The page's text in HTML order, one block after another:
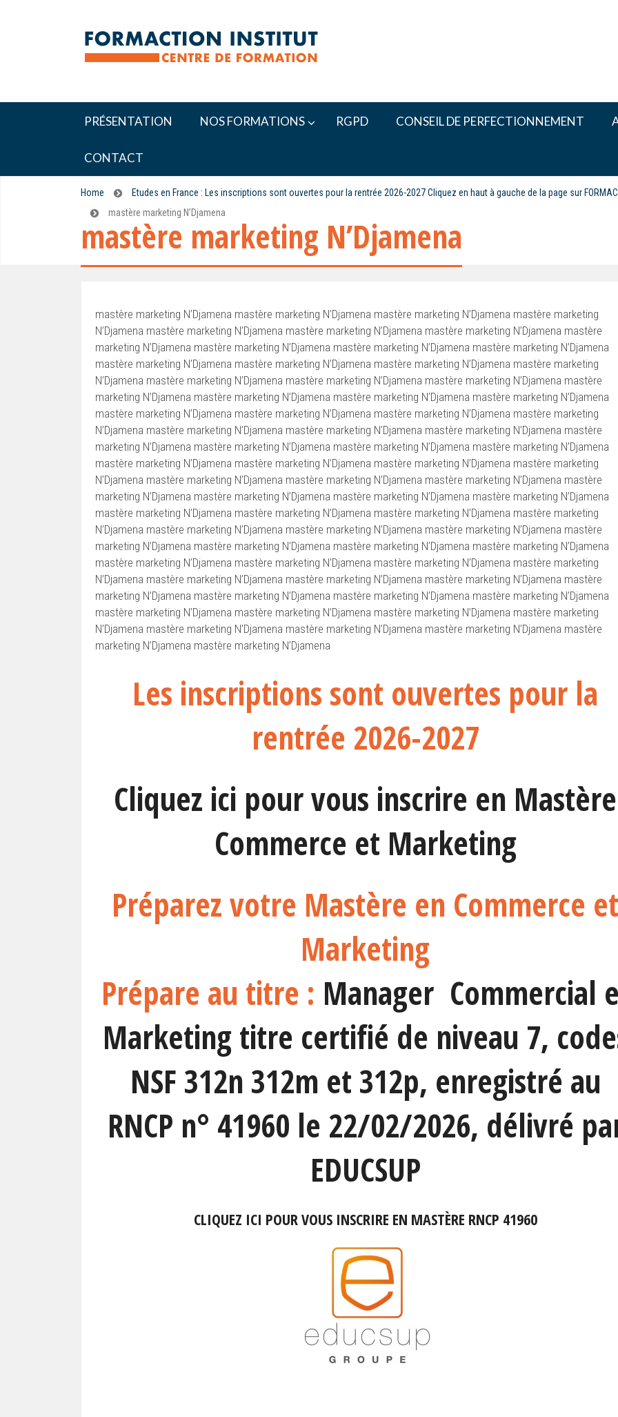
PRÉSENTATION NOS FORMATIONS RGPD CONSEIL DE PERFECTIONNEMENT
CONTACT
Home
Etudes en France : Les inscriptions sont ouvertes pour la rentrée 2026-2027 Cliquez en haut à gauche de la page sur
mastère marketing N’Djamena
mastère marketing N’Djamena
mastère marketing N’Djamena mastère marketing N’Djamena mastère marketing N’Djamena mastère marketing
N’Djamena mastère marketing N’Djamena mastère marketing N’Djamena mastère marketing N’Djamena mastère
marketing N’Djamena mastère marketing N’Djamena mastère marketing N’Djamena mastère marketing N’Djamena
mastère marketing N’Djamena mastère marketing N’Djamena mastère marketing N’Djamena mastère marketing
N’Djamena mastère marketing N’Djamena mastère marketing N’Djamena mastère marketing N’Djamena mastère
marketing N’Djamena mastère marketing N’Djamena mastère marketing N’Djamena mastère marketing N’Djamena
mastère marketing N’Djamena mastère marketing N’Djamena mastère marketing N’Djamena mastère marketing
N’Djamena mastère marketing N’Djamena mastère marketing N’Djamena mastère marketing N’Djamena mastère
marketing N’Djamena mastère marketing N’Djamena mastère marketing N’Djamena mastère marketing N’Djamena
mastère marketing N’Djamena mastère marketing N’Djamena mastère marketing N’Djamena mastère marketing
N’Djamena mastère marketing N’Djamena mastère marketing N’Djamena mastère marketing N’Djamena mastère
marketing N’Djamena mastère marketing N’Djamena mastère marketing N’Djamena mastère marketing N’Djamena
mastère marketing N’Djamena mastère marketing N’Djamena mastère marketing N’Djamena mastère marketing
N’Djamena mastère marketing N’Djamena mastère marketing N’Djamena mastère marketing N’Djamena mastère
marketing N’Djamena mastère marketing N’Djamena mastère marketing N’Djamena mastère marketing N’Djamena
mastère marketing N’Djamena mastère marketing N’Djamena mastère marketing N’Djamena mastère marketing
N’Djamena mastère marketing N’Djamena mastère marketing N’Djamena mastère marketing N’Djamena mastère
marketing N’Djamena mastère marketing N’Djamena mastère marketing N’Djamena mastère marketing N’Djamena
mastère marketing N’Djamena mastère marketing N’Djamena mastère marketing N’Djamena mastère marketing
N’Djamena mastère marketing N’Djamena mastère marketing N’Djamena mastère marketing N’Djamena mastère
marketing N’Djamena mastère marketing N’Djamena
Les inscriptions sont ouvertes pour la
rentrée 2026-2027
Cliquez ici pour vous inscrire en Mastère
Commerce et Marketing
Préparez votre Mastère en Commerce et
Marketing
Prépare au titre : Manager Commercial
Marketing titre certifié de niveau 7,
NSF 312n 312m et 312p, enregistré au
RNCP n° 41960 le 22/02/2026, délivré
EDUCSUP
CLIQUEZ ICI POUR VOUS INSCRIRE EN MASTÈRE RNCP 41960